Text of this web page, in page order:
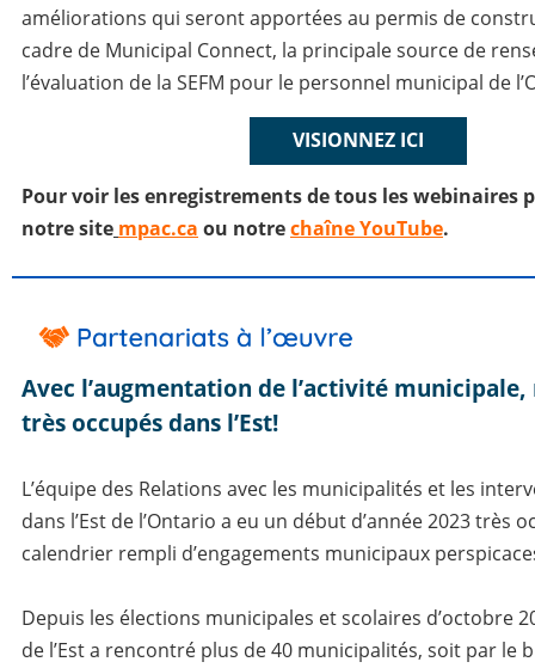
améliorations qui seront apportées au permis de
cadre de Municipal Connect, la principale source de
l’évaluation de la SEFM pour le personnel municipal de
VISIONNEZ ICI
Pour voir les enregistrements de tous les webinaires
notre site mpac.ca ou notrechaîne YouTube.
Avec l’augmentation de l’activité municipale,
très occupés dans l’Est!
L’équipe des Relations avec les municipalités et les
dans l’Est de l’Ontario a eu un début d’année 2023 très
calendrier rempli d’engagements municipaux
Depuis les élections municipales et scolaires d’octobre
de l’Est a rencontré plus de 40 municipalités, soit par le